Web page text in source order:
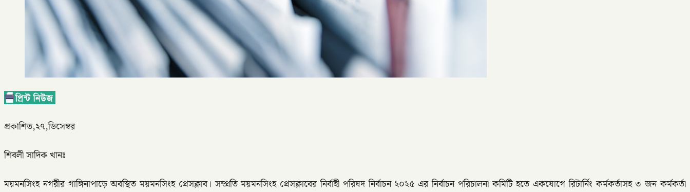
প্রকাশিত,২৭,ডিসেম্বর
শিবলী সাদিক খানঃ
ময়মনসিংহ নগরীর গাঙ্গিনাপাড়ে অবস্থিত ময়মনসিংহ প্রেসক্লাব। সম্প্রতি ময়মনসিংহ প্রেসক্লাবের নির্বাহী পরিষদ নির্বাচন ২০২৫ এর নির্বাচন পরিচালনা কমিটি হতে একযোগে রিটার্নিং কর্মকর্তাসহ ৩ জন কর্মকর্তা